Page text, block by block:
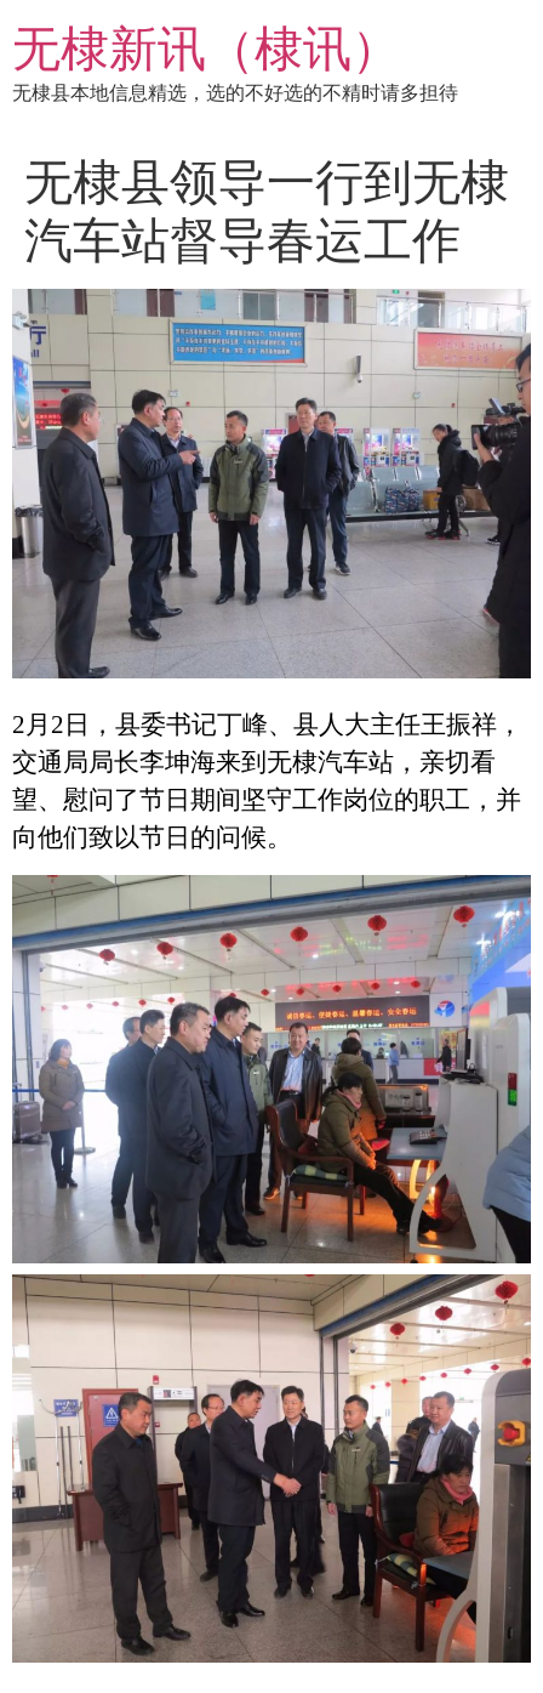
到
内
容
无棣新讯（棣讯）
无棣县本地信息精选，选的不好选的不精时请多担待
无棣县领导一行到无棣
汽车站督导春运工作
2月2日，县委书记丁峰、县人大主任王振祥，
交通局局长李坤海来到无棣汽车站，亲切看
望、慰问了节日期间坚守工作岗位的职工，并
向他们致以节日的问候。